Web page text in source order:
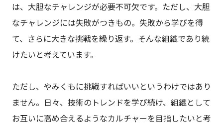
は、大胆なチャレンジが必要不可欠です。ただし、大胆
なチャレンジには失敗がつきもの。失敗から学びを得
て、さらに大きな挑戦を繰り返す。そんな組織であり続
けたいと考えています。
ただし、やみくもに挑戦すればいいというわけではあり
ません。日々、技術のトレンドを学び続け、組織として
お互いに高め合えるようなカルチャーを目指したいと考